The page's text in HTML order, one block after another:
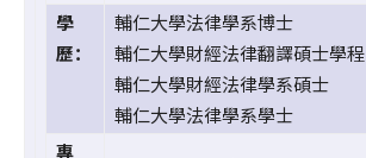
學
歷：
輔仁大學法律學系博士
輔仁大學財經法律翻譯碩士學程
輔仁大學財經法律學系碩士
輔仁大學法律學系學士
專